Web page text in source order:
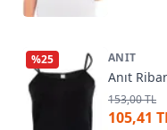
%25 ANIT
Anıt
153,00 TL
105,41